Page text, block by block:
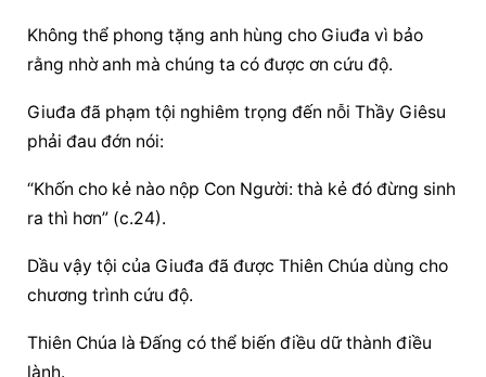
Không thể phong tặng anh hùng cho Giuđa vì bảo
rằng nhờ anh mà chúng ta có được ơn cứu độ.
Giuđa đã phạm tội nghiêm trọng đến nỗi Thầy Giêsu
phải đau đớn nói:
“Khốn cho kẻ nào nộp Con Người: thà kẻ đó đừng sinh
ra thì hơn” (c.24).
Dầu vậy tội của Giuđa đã được Thiên Chúa dùng cho
chương trình cứu độ.
Thiên Chúa là Đấng có thể biến điều dữ thành điều
lành.